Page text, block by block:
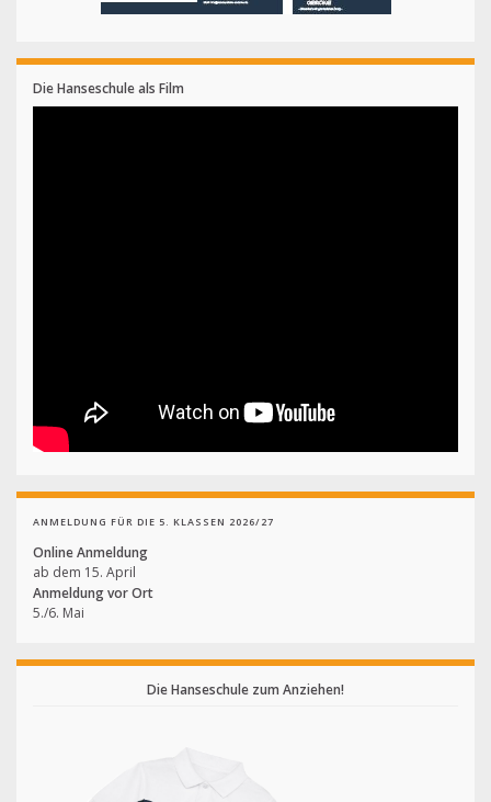
Die Hanseschule als Film
ANMELDUNG FÜR DIE 5. KLASSEN 2026/27
Online Anmeldung
ab dem 15. April
Anmeldung vor Ort
5./6. Mai
Die Hanseschule zum Anziehen!